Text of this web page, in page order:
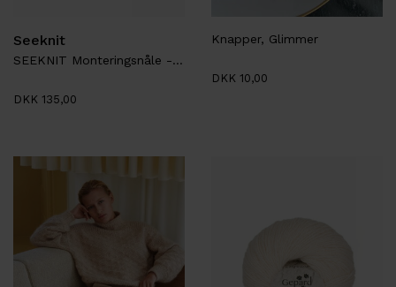
Seeknit
SEEKNIT Monteringsnåle - Metal
DKK 135,00
Knapper, Glimmer
DKK 10,00